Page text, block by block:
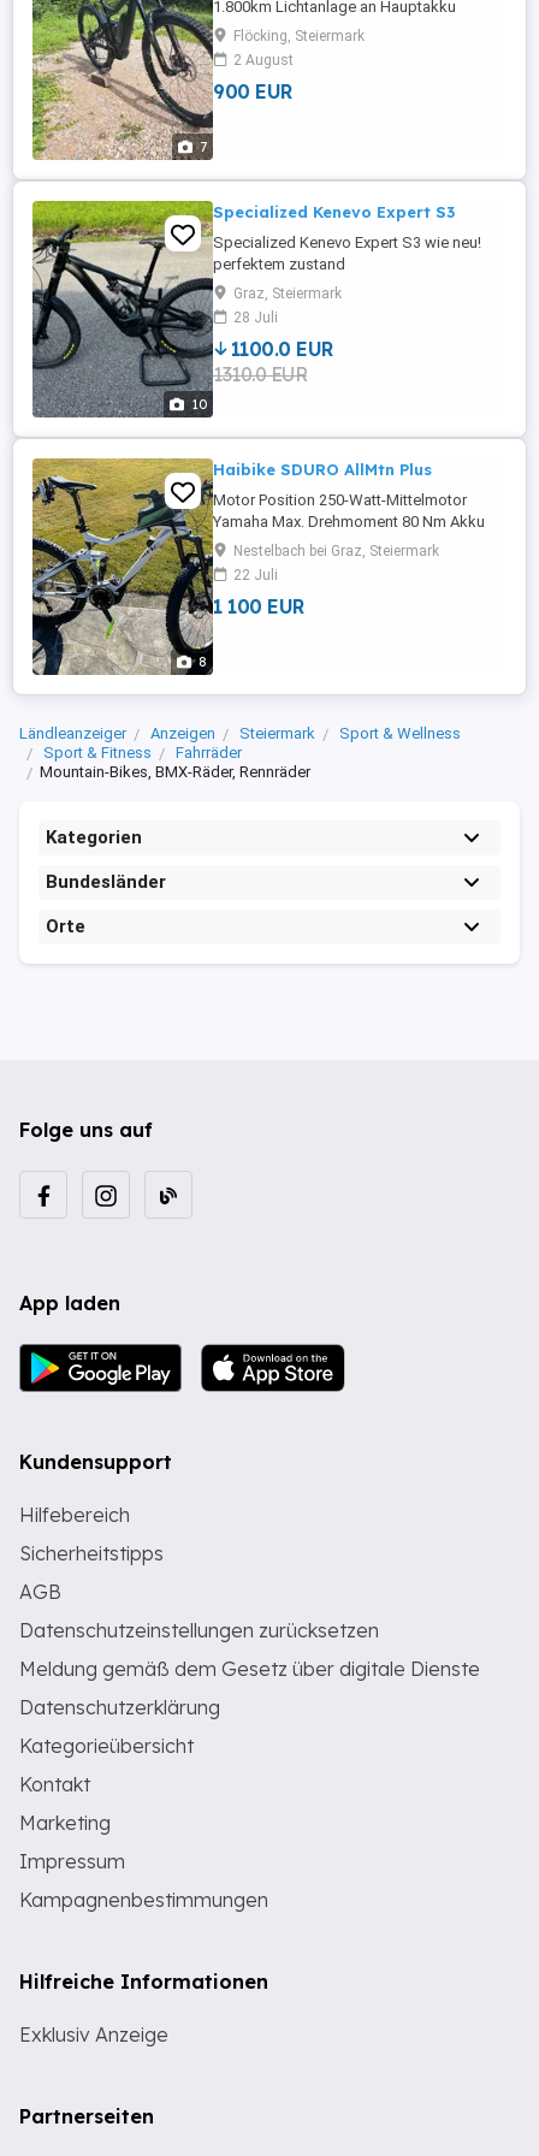
7
1.800km Lichtanlage an Hauptakku
angeschlossen. Dämpferupgrade Original
liegt bei. Komplett XTR Hx 1501 Laufräder
Hab das Geschoss mit 1.000km gekauft
und viel Liebe reingesteckt. Neue
Flöcking, Steiermark
2 August
900 EUR
10
Specialized Kenevo Expert S3
Specialized Kenevo Expert S3 wie neu!
perfektem zustand
Graz, Steiermark
28 Juli
1100.0 EUR
1310.0 EUR
8
Haibike SDURO AllMtn Plus
Motor Position 250-Watt-Mittelmotor
Yamaha Max. Drehmoment 80 Nm Akku
Lithium-Ionen, 400 Wh Schaltung
Übersetzung Vorn: 2x44 32; hinten: 10fach
Shimano XT (11x36) Display Größe
Yamaha 3,2 Zoll Software -Stand Yamaha
Nestelbach bei Graz, Steiermark
22 Juli
1 100 EUR
Ländleanzeiger Anzeigen Steiermark
Sport & Wellness
Sport & Fitness
Fahrräder
Mountain-Bikes, BMX-Räder, Rennräder
Kategorien
Bundesländer
Orte
Folge uns auf
App laden
Kundensupport
Hilfebereich
Sicherheitstipps
AGB
Datenschutzeinstellungen zurücksetzen
Meldung gemäß dem Gesetz über digitale Dienste
Datenschutzerklärung
Kategorieübersicht
Kontakt
Marketing
Impressum
Kampagnenbestimmungen
Hilfreiche Informationen
Exklusiv Anzeige
Partnerseiten